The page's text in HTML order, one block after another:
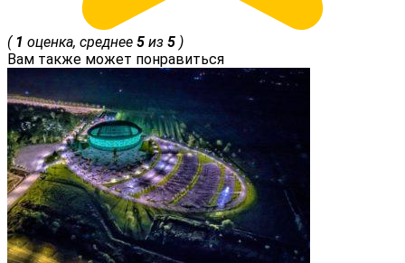
( 1 оценка, среднее 5 из 5 )
Вам также может понравиться